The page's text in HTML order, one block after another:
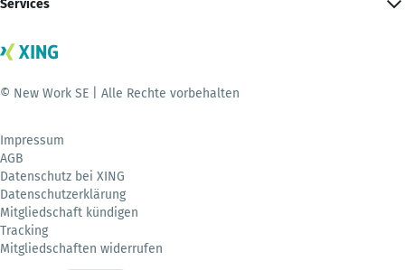
Services
© New Work SE | Alle Rechte vorbehalten
Impressum
AGB
Datenschutz bei XING
Datenschutzerklärung
Mitgliedschaft kündigen
Tracking
Mitgliedschaften widerrufen